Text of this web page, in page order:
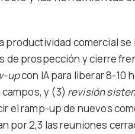
productividad comercial se
de prospección y cierre
upcon IA para liberar 8-10
y (3) revisión
el ramp-up de nuevos
por 2,3 las reuniones